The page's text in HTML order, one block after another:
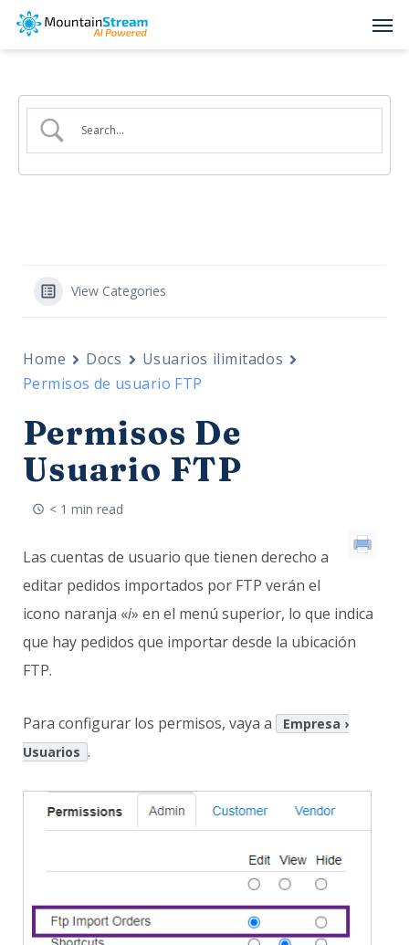
Skip
content
View Categories
Home Docs
Usuarios ilimitados
Permisos de usuario FTP
Permisos De
Usuario FTP
< 1 min read
Las cuentas de usuario que tienen derecho a
editar pedidos importados por FTP verán el
icono naranja «i» en el menú superior, lo que indica
que hay pedidos que importar desde la ubicación
FTP.
Para configurar los permisos, vaya a
Empresa ›
Usuarios .